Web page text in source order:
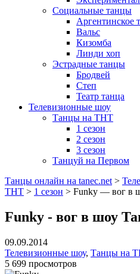
Социальные танцы
Аргентинское
Вальс
Кизомба
Линди хоп
Эстрадные танцы
Бродвей
Степ
Театр танца
Телевизионные шоу
Танцы на ТНТ
1 сезон
2 сезон
3 сезон
Танцуй на Первом
Танцы онлайн на tanec.net >
ТНТ > 1 сезон > Funky — вог в
Funky - вог в шоу
09.09.2014
Телевизионные шоу, Танцы на
5 699 просмотров